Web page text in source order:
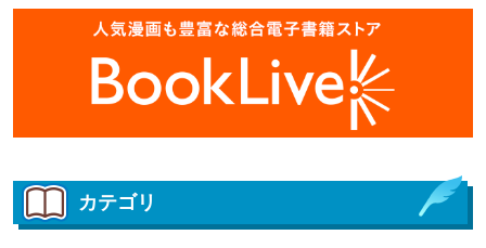
カテゴリ